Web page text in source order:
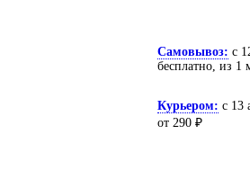
Самовывоз: c
бесплатно, из 1
Курьером: c 13
от 290 ₽